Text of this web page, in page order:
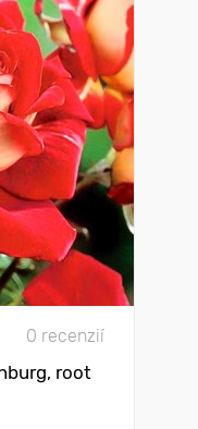
0 recenzií
root